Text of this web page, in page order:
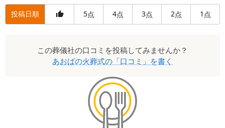
投稿日順 5点 4点 3点 2点 1 点
この葬儀社の口コミを投稿してみませんか？
あおばの火葬式の「口コミ」を書く